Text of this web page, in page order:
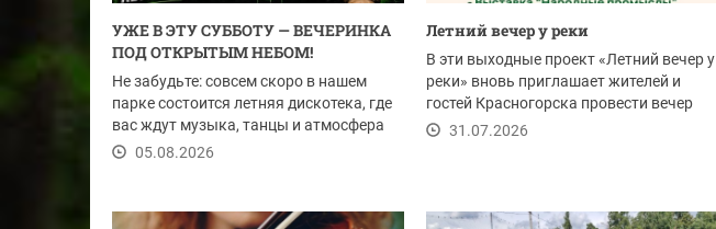
УЖЕ В ЭТУ СУББОТУ — ВЕЧЕРИНКА
ПОД ОТКРЫТЫМ НЕБОМ!
Не забудьте: совсем скоро в нашем
парке состоится летняя дискотека, где
вас ждут музыка, танцы и атмосфера
настоящего...
05.08.2026
Летний вечер у реки
В эти выходные проект «Летний вечер у
реки» вновь приглашает жителей и
гостей Красногорска провести вечер
на...31.07.2026